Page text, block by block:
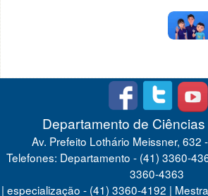
Departamento de
Av. Prefeito Lothário Meissner, 632
Telefones: Departamento - (41) 3360-4362 | Graduação - (41)
3360-4363
| especialização - (41) 3360-4192 |